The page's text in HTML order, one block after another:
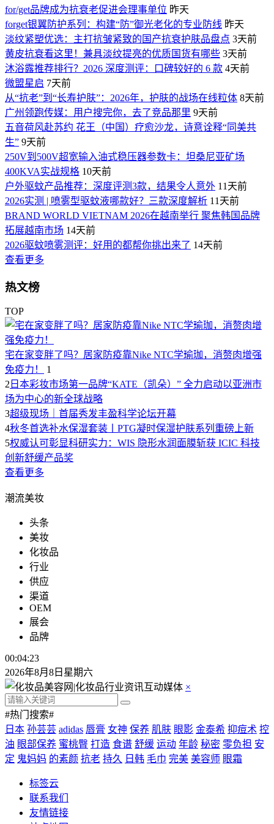
for/get品牌成为抗衰老促进会理事单位 昨天
forget银翼防护系列：构建“防”御光老化的专业防线 昨天
淡纹紧塑优选：主打抗皱紧致的国产抗衰护肤品盘点 3天前
黄皮抗衰看这里！兼具淡纹提亮的优质国货有哪些 3天前
沐浴露推荐排行？2026 深度测评：口碑较好的 6 款 4天前
微盟星启 7天前
从“抗老”到“长寿护肤”：2026年，护肤的战场在线粒体 8天前
广州领跑传媒：用户搜完你，去了竞品那里 9天前
五音荷风赴苏约 花王（中国）疗愈沙龙，诗意诠释“同美共
生” 9天前
250V到500V超宽输入油式稳压器参数卡：坦桑尼亚矿场
400KVA实战规格 10天前
户外驱蚊产品推荐：深度评测3款，结果令人意外 11天前
2026实测 | 喷雾型驱蚊液哪款好？三款深度解析 11天前
BRAND WORLD VIETNAM 2026在越南举行 聚焦韩国品牌
拓展越南市场 14天前
2026驱蚊喷雾测评：好用的都帮你挑出来了 14天前
查看更多
热文榜
TOP
宅在家变胖了吗？居家防疫靠Nike NTC学瑜珈，消赘肉增强
免疫力！
1
2 日本彩妆市场第一品牌“KATE（凯朵）” 全力启动以亚洲市
场为中心的新全球战略
3超级现场｜首届秀发丰盈科学论坛开幕
4秋冬首选补水保湿套装丨PTG凝时保湿护肤系列重磅上新
5权威认可彰显科研实力：WIS 隐形水润面膜斩获 ICIC 科技
创新舒缓产品奖
查看更多
潮流美妆
头条
美妆
化妆品
行业
供应
渠道
OEM
展会
品牌
00:04:23
2026年8月8日星期六
×
#热门搜索#
日本 孙芸芸 adidas 唇膏 女神 保养 肌肤 眼影 金泰希 抑痘术 控
油 眼部保养 蜜桃臀 打造 食谱 舒缓 运动 年龄 秘密 零负担 安
定 鬼妈妈 的素颜 抗老 持久 日韩 毛巾 完美 美容师 眼霜
标签云
联系我们
友情链接